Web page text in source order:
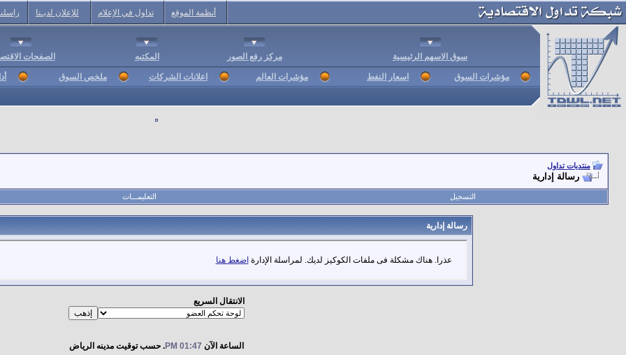
أنظمة الموقع تداول في الإعلام للإعلان لديـنا
سوق الاسهم الرئيسية مركز رفع الصور المكتبه الصفحات
مؤشرات السوق اسعار النفط مؤشرات العالم اعلانات الشركات ملخص السوق
منتديات تداول
رسالة إدارية
التسجيل التعليمـــات
رسالة إدارية
عذرا. هناك مشكلة فى ملفات الكوكيز لديك. لمراسلة الإدارة اضغط هنا
الانتقال السريع
الساعة الآن 01:47 PM . حسب توقيت مدينه الرياض